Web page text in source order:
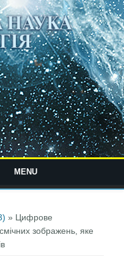
MENU
» Цифрове
зображень, яке